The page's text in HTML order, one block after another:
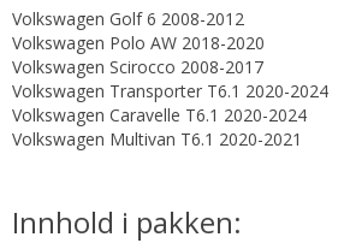
Volkswagen Golf 6 2008-2012
Volkswagen Polo AW 2018-2020
Volkswagen Scirocco 2008-2017
Volkswagen Transporter T6.1 2020-2024
Volkswagen Caravelle T6.1 2020-2024
Volkswagen Multivan T6.1 2020-2021
Innhold i pakken: